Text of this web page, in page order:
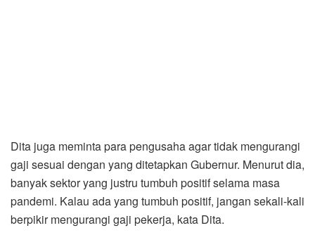
Dita juga meminta para pengusaha agar tidak mengurangi
gaji sesuai dengan yang ditetapkan Gubernur. Menurut dia,
banyak sektor yang justru tumbuh positif selama masa
pandemi. Kalau ada yang tumbuh positif, jangan sekali-kali
berpikir mengurangi gaji pekerja, kata Dita.